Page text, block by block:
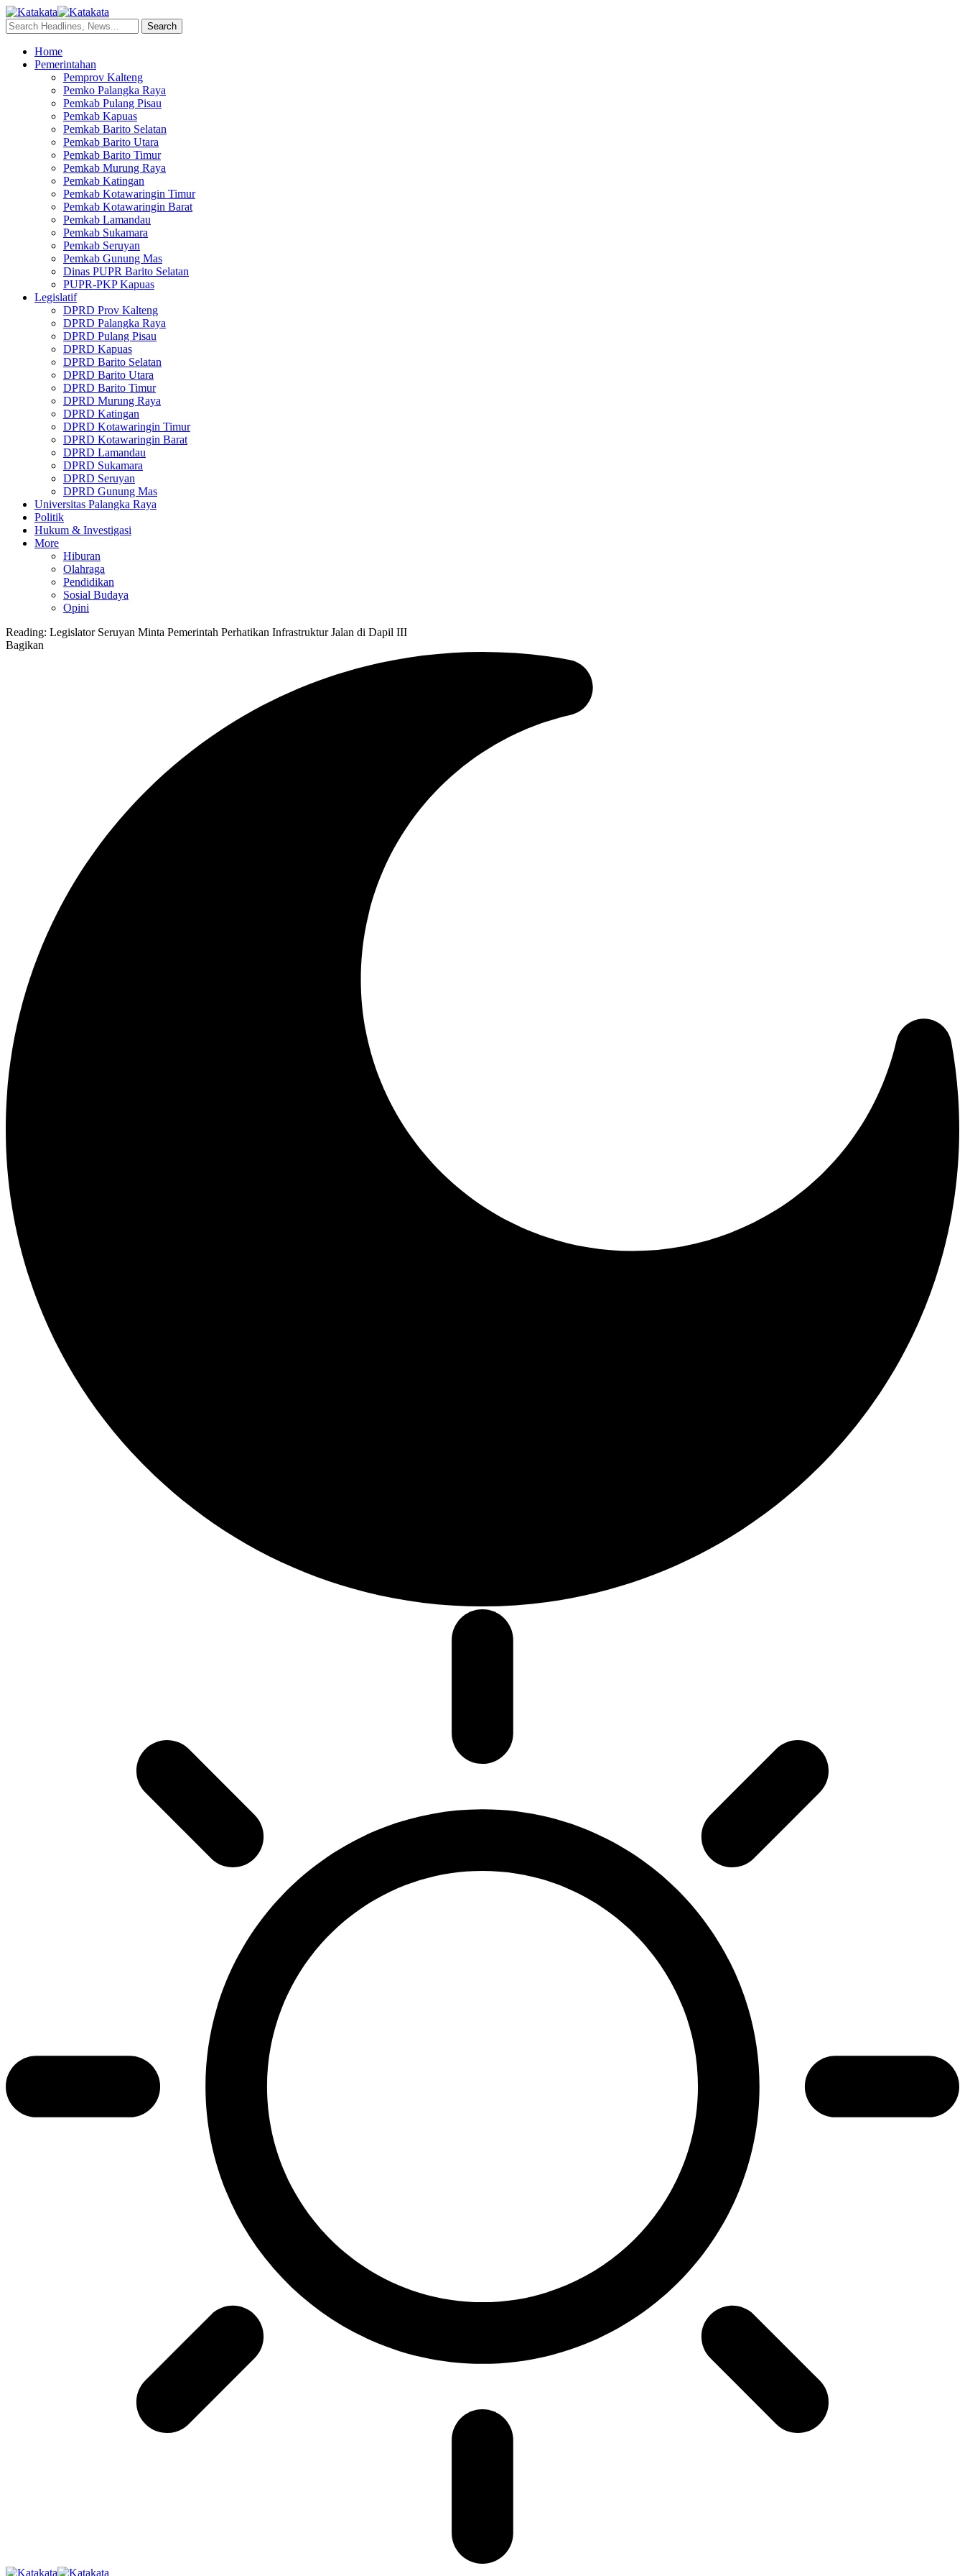
Home
Pemerintahan
Pemprov Kalteng
Pemko Palangka Raya
Pemkab Pulang Pisau
Pemkab Kapuas
Pemkab Barito Selatan
Pemkab Barito Utara
Pemkab Barito Timur
Pemkab Murung Raya
Pemkab Katingan
Pemkab Kotawaringin Timur
Pemkab Kotawaringin Barat
Pemkab Lamandau
Pemkab Sukamara
Pemkab Seruyan
Pemkab Gunung Mas
Dinas PUPR Barito Selatan
PUPR-PKP Kapuas
Legislatif
DPRD Prov Kalteng
DPRD Palangka Raya
DPRD Pulang Pisau
DPRD Kapuas
DPRD Barito Selatan
DPRD Barito Utara
DPRD Barito Timur
DPRD Murung Raya
DPRD Katingan
DPRD Kotawaringin Timur
DPRD Kotawaringin Barat
DPRD Lamandau
DPRD Sukamara
DPRD Seruyan
DPRD Gunung Mas
Universitas Palangka Raya
Politik
Hukum & Investigasi
More
Hiburan
Olahraga
Pendidikan
Sosial Budaya
Opini
Reading: Legislator Seruyan Minta Pemerintah Perhatikan Infrastruktur Jalan di Dapil III
Bagikan